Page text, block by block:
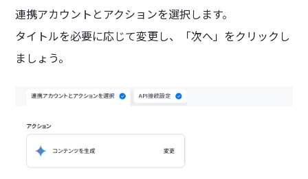
連携アカウントとアクションを選択します。
タイトルを必要に応じて変更し、「次へ」をクリックし
ましょう。